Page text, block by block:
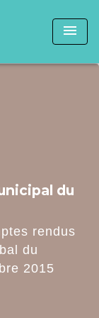
menu
du
rendus
du
2015